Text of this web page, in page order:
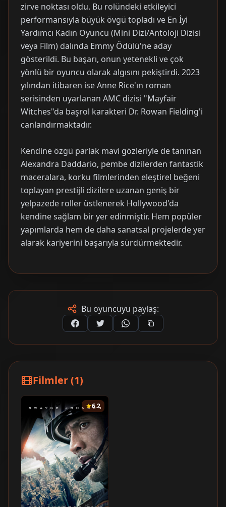
zirve noktası oldu. Bu rolündeki etkileyici
performansıyla büyük övgü topladı ve En İyi
Yardımcı Kadın Oyuncu (Mini Dizi/Antoloji Dizisi
veya Film) dalında Emmy Ödülü'ne aday
gösterildi. Bu başarı, onun yetenekli ve çok
yönlü bir oyuncu olarak algısını pekiştirdi. 2023
yılından itibaren ise Anne Rice'ın roman
serisinden uyarlanan AMC dizisi "Mayfair
Witches"da başrol karakteri Dr. Rowan Fielding'i
canlandırmaktadır.
Kendine özgü parlak mavi gözleriyle de tanınan
Alexandra Daddario, pembe dizilerden fantastik
maceralara, korku filmlerinden eleştirel beğeni
toplayan prestijli dizilere uzanan geniş bir
yelpazede roller üstlenerek Hollywood'da
kendine sağlam bir yer edinmiştir. Hem popüler
yapımlarda hem de daha sanatsal projelerde yer
alarak kariyerini başarıyla sürdürmektedir.
Bu oyuncuyu paylaş:
Filmler (1)
6.2